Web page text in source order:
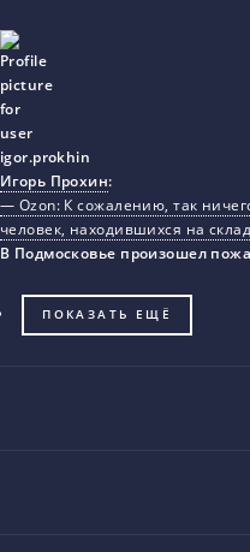
Игорь Прохин:
— Ozon: К сожалению, так
человек, находившихся на
В Подмосковье произошел
ПОКАЗАТЬ ЕЩЁ